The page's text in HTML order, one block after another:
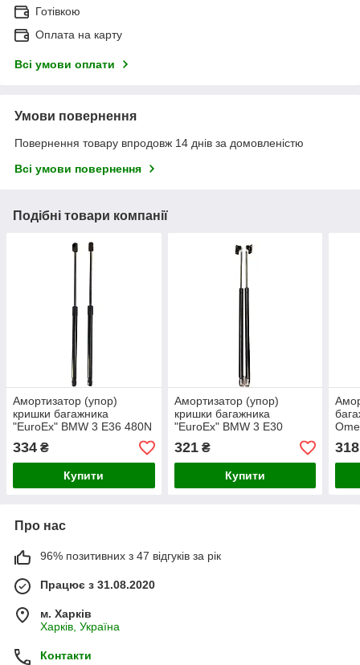
Готівкою
Оплата на карту
Всі умови оплати
Умови повернення
Повернення товару впродовж 14 днів за домовленістю
Всі умови повернення
Подібні товари компанії
Амортизатор (упор)
кришки багажника
"EuroEx" BMW 3 E36 480N
29 cm
334 ₴
Купити
Амортизатор (упор)
кришки багажника
"EuroEx" BMW 3 E30
cabrio 300N 50cm
321₴
Купити
86-
318
Про нас
96% позитивних з 47 відгуків за рік
Працює з 31.08.2020
м. Харків
Харків, Україна
Контакти